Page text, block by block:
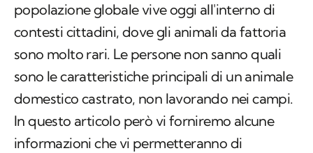
popolazione globale vive oggi all'interno di
contesti cittadini, dove gli animali da fattoria
sono molto rari. Le persone non sanno quali
sono le caratteristiche principali di un animale
domestico castrato, non lavorando nei campi.
In questo articolo però vi forniremo alcune
informazioni che vi permetteranno di